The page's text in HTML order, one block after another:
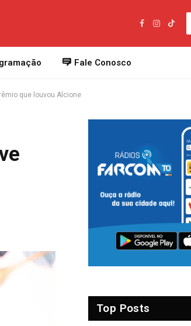
Facebook
Instagram
TikTok
Fale Conosco
que louvou Alcione
Top Posts